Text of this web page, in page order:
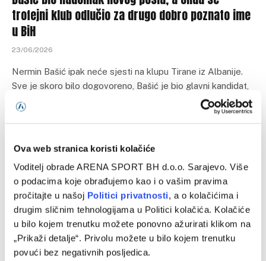
Ova web stranica koristi kolačiće
Voditelj obrade ARENA SPORT BH d.o.o. Sarajevo. Više
o podacima koje obrađujemo kao i o vašim pravima
pročitajte u našoj Politici privatnosti, a o kolačićima i
drugim sličnim tehnologijama u Politici kolačića. Kolačiće
u bilo kojem trenutku možete ponovno ažurirati klikom na
„Prikaži detalje“. Privolu možete u bilo kojem trenutku
povući bez negativnih posljedica.
trofejni klub odlučio za drugo dobro poznato ime
u BiH
23/06/2026
Nermin Bašić ipak neće sjesti na klupu Tirane iz Albanije.
Sve je skoro bilo dogovoreno, Bašić je bio glavni kandidat,
…